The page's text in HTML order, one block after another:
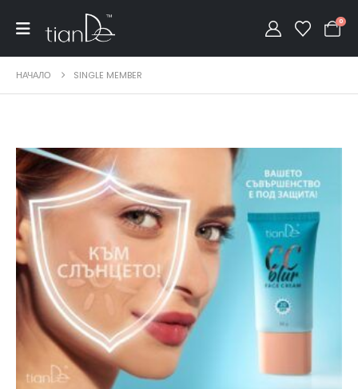
0
НАЧАЛО SINGLE MEMBER